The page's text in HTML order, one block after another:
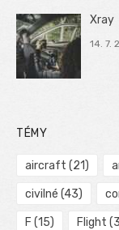
Xray
14. 7.
TÉMY
aircraft (21)
civilné (43)
F (15) Flight